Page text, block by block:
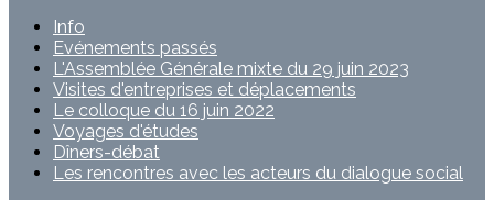
Info
Evénements passés
L'Assemblée Générale mixte du 29 juin 2023
Visites d'entreprises et déplacements
Le colloque du 16 juin 2022
Voyages d'études
Dîners-débat
Les rencontres avec les acteurs du dialogue social